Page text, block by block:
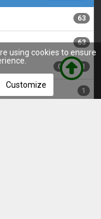
63
63
00:00:01
1
using cookies to ensure
Customize